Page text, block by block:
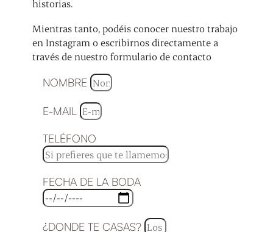
historias.
Mientras tanto, podéis conocer nuestro trabajo
en Instagram o escribirnos directamente a
través de nuestro formulario de contacto
NOMBRE
E-MAIL
TELÉFONO
FECHA DE LA BODA
¿DONDE TE CASAS?